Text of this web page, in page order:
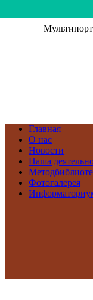
Главная
О нас
Новости
Наша
Фотогалерея